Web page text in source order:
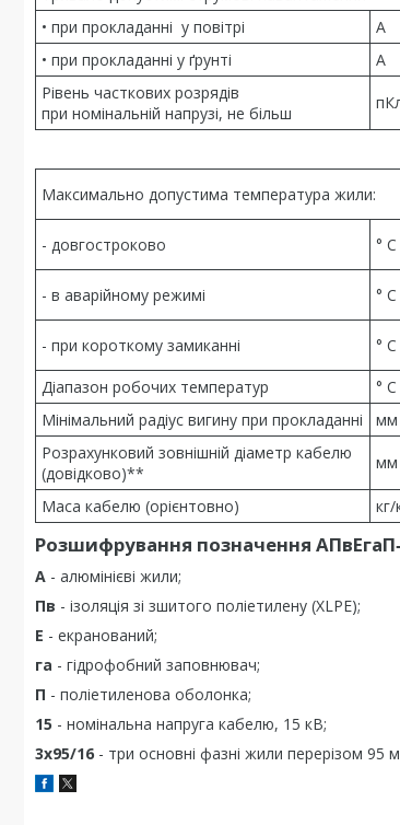
• при прокладанні у повітрі
А
• при прокладанні у ґрунті
А
Рівень часткових розрядів
при номінальній напрузі, не більш
Максимально допустима температура жили:
- довгостроково ° С
- в аварійному режимі ° С
- при короткому замиканні ° С
Діапазон робочих температур
° С
Мінімальний радіус вигину при прокладанні
мм
Розрахунковий зовнішній діаметр кабелю
(довідково)**
мм
Маса кабелю (орієнтовно)
Розшифрування позначення
А - алюмінієві жили;
Пв - ізоляція зі зшитого поліетилену (XLPE);
Е - екранований;
га - гідрофобний заповнювач;
П - поліетиленова оболонка;
15 - номінальна напруга кабелю, 15 кВ;
3х95/16 - три основні фазні жили перерізом 95